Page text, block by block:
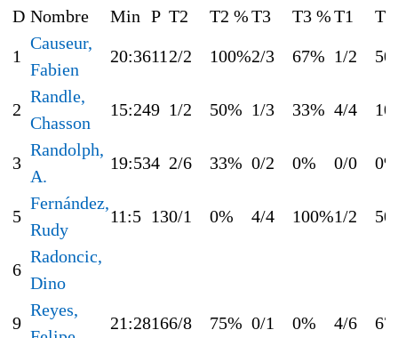
D Nombre Min P T2 T2 %T3 T3 %T1 T1
1
Causeur,
Fabien
20:3611 2/2 100%2/3 67% 1/2
2
Randle,
Chasson
15:249 1/2 50% 1/3 33% 4/4
3
Randolph,
A.
19:534 2/6 33% 0/2 0% 0/0 0%
5
Fernández,
Rudy
11:5 130/1 0% 4/4 100%1/2
6
Radoncic,
Dino
9
Reyes,
21:28166/8 75% 0/1 0% 4/6